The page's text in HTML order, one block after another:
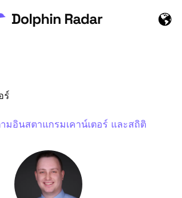
ร์
มอินสตาแกรมเคาน์เตอร์ และสถิติ